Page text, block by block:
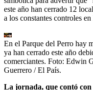
este año han cerrado 12
a los constantes controles en
En el Parque del Perro hay
ya han cerrado este año
comerciantes. Foto: Edwin
Guerrero / El País.
La jornada, que contó